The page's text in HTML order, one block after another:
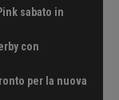
sabato in
con
per la nuova